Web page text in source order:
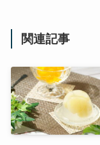
関連記事